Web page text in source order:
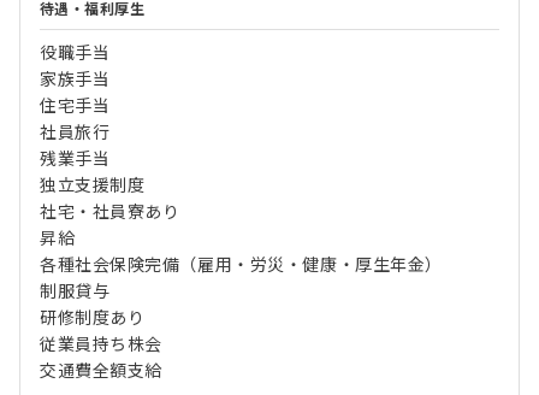
待遇・福利厚生
役職手当
家族手当
住宅手当
社員旅行
残業手当
独立支援制度
社宅・社員寮あり
昇給
各種社会保険完備（雇用・労災・健康・厚生年金）
制服貸与
研修制度あり
従業員持ち株会
交通費全額支給